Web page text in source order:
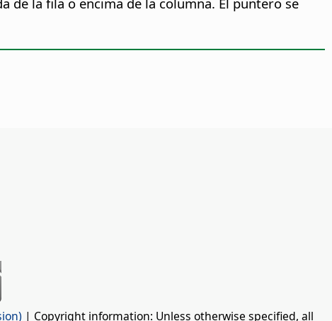
| Copyright information: Unless otherwise specified, all